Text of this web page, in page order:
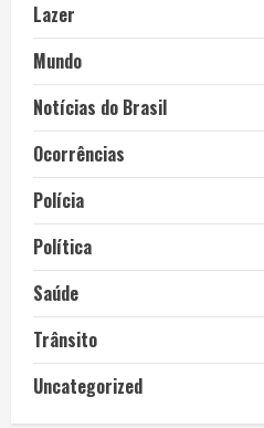
Lazer
Mundo
Notícias do Brasil
Ocorrências
Polícia
Política
Saúde
Trânsito
Uncategorized